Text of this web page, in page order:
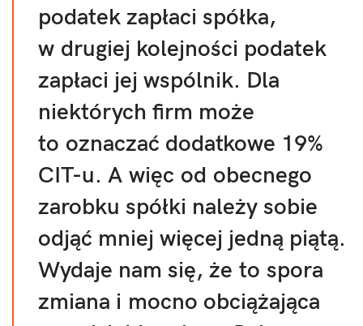
podatek zapłaci spółka,
w drugiej kolejności podatek
zapłaci jej wspólnik. Dla
niektórych firm może
to oznaczać dodatkowe 19%
CIT-u. A więc od obecnego
zarobku spółki należy sobie
odjąć mniej więcej jedną piątą.
Wydaje nam się, że to spora
zmiana i mocno obciążająca